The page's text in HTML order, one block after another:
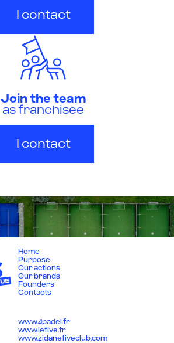
I contact
Join the team
as franchisee
I contact
Home
Purpose
Our actions
Our brands
Founders
Contacts
www.4padel.fr
www.lefive.fr
www.zidanefiveclub.com